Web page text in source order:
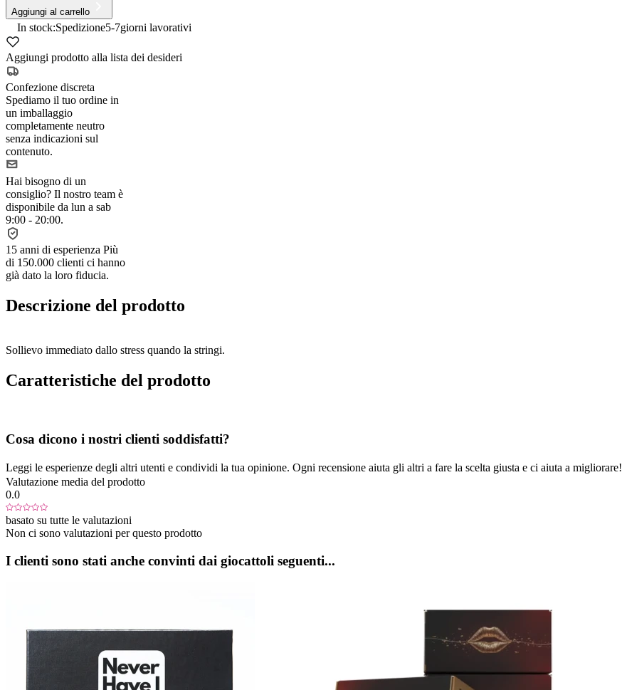
Aggiungi al carrello
In stock:Spedizione5-7giorni lavorativi
Aggiungi prodotto alla lista dei desideri
Confezione discreta
Spediamo il tuo ordine in
un imballaggio
completamente neutro
senza indicazioni sul
contenuto.
Hai bisogno di un
consiglio? Il nostro team è
disponibile da lun a sab
9:00 - 20:00.
15 anni di esperienza Più
di 150.000 clienti ci hanno
già dato la loro fiducia.
Descrizione del prodotto
Sollievo immediato dallo stress quando la stringi.
Caratteristiche del prodotto
Cosa dicono i nostri clienti soddisfatti?
Leggi le esperienze degli altri utenti e condividi la tua opinione. Ogni recensione aiuta gli altri a fare la scelta giusta e ci aiuta a migliorare!
Valutazione media del prodotto
0.0
basato su tutte le valutazioni
Non ci sono valutazioni per questo prodotto
I clienti sono stati anche convinti dai giocattoli seguenti...